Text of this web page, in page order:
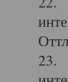
23.